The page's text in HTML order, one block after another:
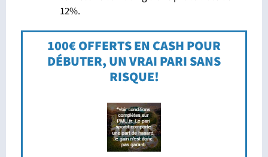
12%.
100€ OFFERTS EN CASH POUR
DÉBUTER, UN VRAI PARI SANS
RISQUE!